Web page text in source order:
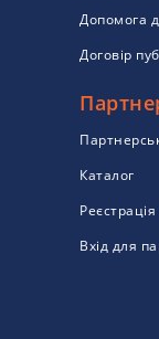
Допомога
Договір
Каталог
Вхід для